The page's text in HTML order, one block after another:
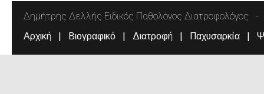
Δημήτρης Δελλής Ειδικός Παθολόγος Διατροφολόγος
Αρχική Βιογραφικό Διατροφή Παχυσαρκία